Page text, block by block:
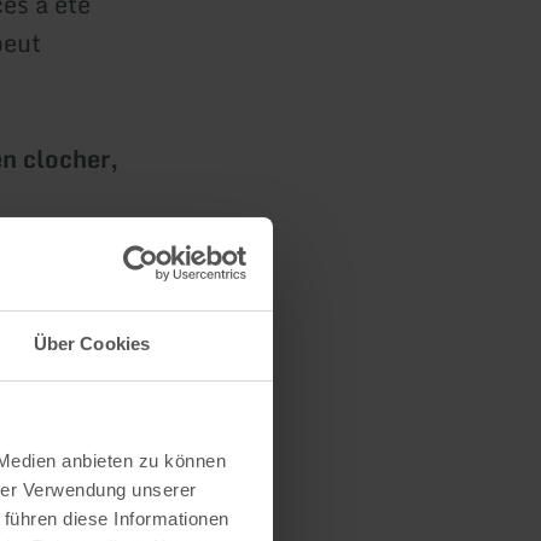
Über Cookies
anbieten zu können
Verwendung unserer
diese Informationen
clocher,
être
font la
pour